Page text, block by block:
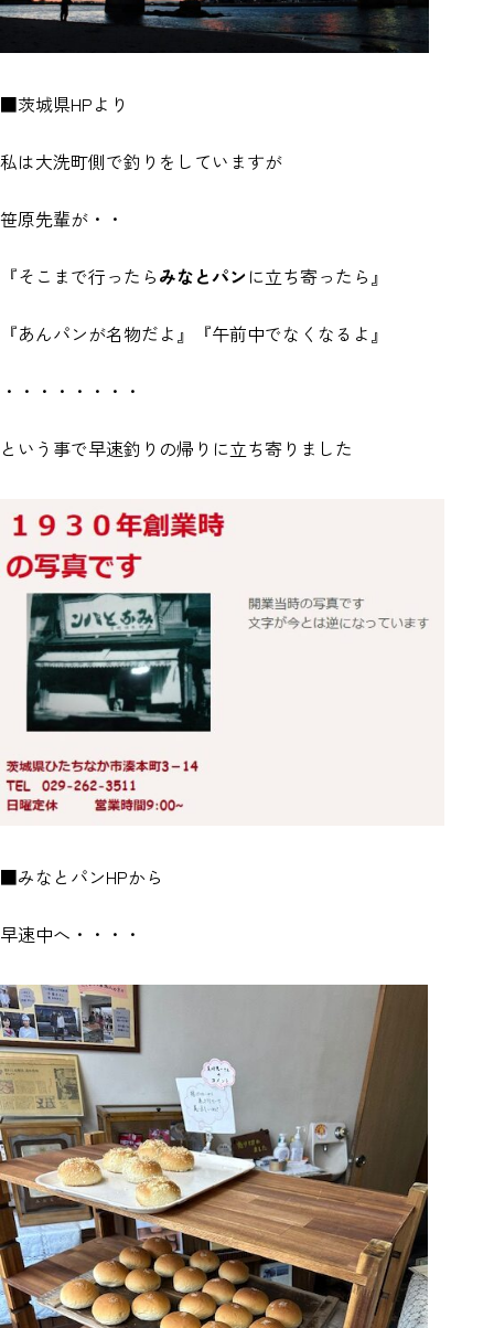
■茨城県HPより
私は大洗町側で釣りをしていますが
笹原先輩が・・
『そこまで行ったらみなとパンに立ち寄ったら』
『あんパンが名物だよ』『午前中でなくなるよ』
・・・・・・・・
という事で早速釣りの帰りに立ち寄りました
■みなとパンHPから
早速中へ・・・・